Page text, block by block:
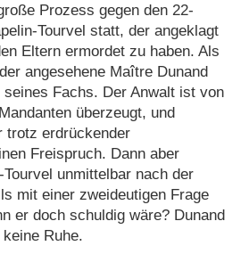
Prozess gegen den 22-
Tourvel statt, der angeklagt
Eltern ermordet zu haben. Als
angesehene Maître Dunand
Fachs. Der Anwalt ist von
überzeugt, und
trotz erdrückender
Freispruch. Dann aber
unmittelbar nach der
mit einer zweideutigen Frage
er doch schuldig wäre? Dunand
Ruhe.